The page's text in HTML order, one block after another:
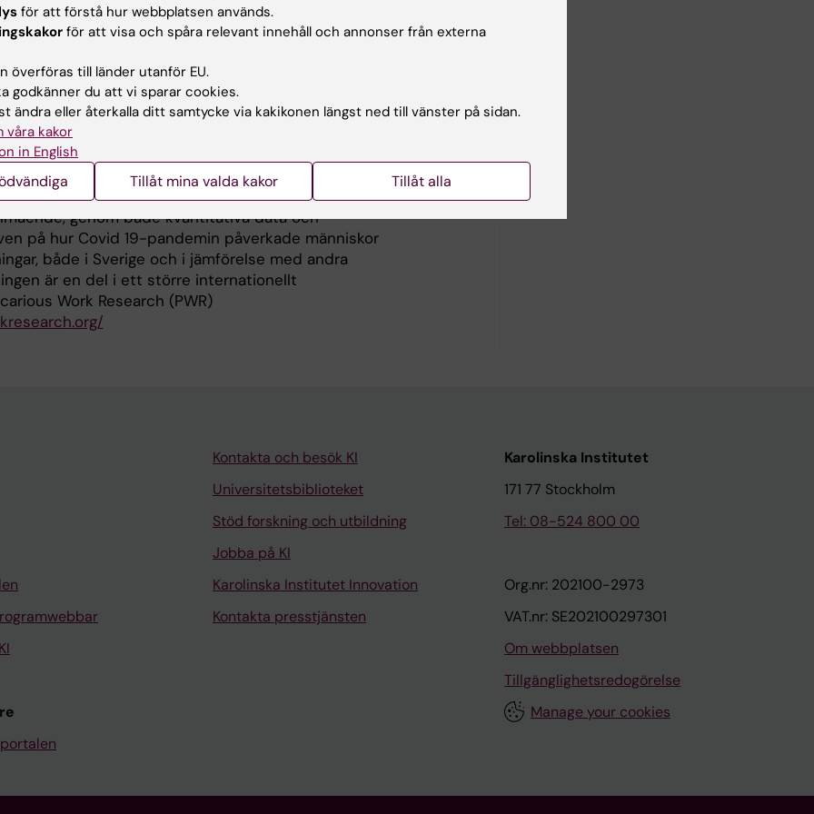
10.3390/ijerph19105865
and Psychosocial Hazards: A Cross-Sectional Study in
dx.doi.org/10.3390/ijerph182111218
undersöker jag kopplingar mellan atypiska
gigare, egenanställda, egenföretagare
genom både kvantitativa data och
på hur Covid 19-pandemin påverkade människor
både i Sverige och i jämförelse med andra
är en del i ett större internationellt
Work Research (PWR)
Kontakta och besök KI
Universitetsbiblioteket
Stöd forskning och utbildning
Jobba på KI
Karolinska Institutet Innovation
Kontakta presstjänsten
Karolinska Institutet
171 77 Stockholm
Tel: 08-524 800 00
Org.nr: 202100-2973
VAT.nr: SE202100297301
Om webbplatsen
Tillgänglighetsredogörelse
Manage your cookies
för att förstå hur webbplatsen används.
för att visa och spåra relevant innehåll och annonser från externa
överföras till länder utanför EU.
godkänner du att vi sparar cookies.
ändra eller återkalla ditt samtycke via kakikonen längst ned till vänster på sidan.
våra kakor
in English
Tillåt mina valda kakor Tillåt alla